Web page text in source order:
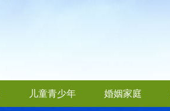
儿童青少年 婚姻家庭